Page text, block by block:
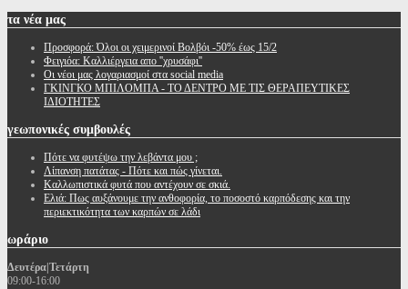
τα νέα μας
Προσφορά: Όλοι οι χειμερινοί Βολβόι -50% έως 15/2
Φειγιόα: Καλλιέργεια απο ''χρυσάφι''
Oι νέοι μας λογαριασμοί στα social media
ΓΚΙΝΓΚΟ ΜΠΙΛΟΜΠΑ - ΤΟ ΔΕΝΤΡΟ ΜΕ ΤΙΣ ΘΕΡΑΠΕΥΤΙΚΕΣ
ΙΔΙΟΤΗΤΕΣ
γεωπονικές συμβουλές
Πότε να φυτέψω την λεβάντα μου ;
Λίπανση πατάτας - Πότε και πώς γίνεται.
Καλλωπιστικά φυτά που αντέχουν σε σκιά.
Ελιά: Πως αυξάνουμε την ανθοφορία, το ποσοστό καρπόδεσης και την
περιεκτικότητα των καρπών σε λάδι
ωράριο
Δευτέρα|Τετάρτη
09:00-16:00